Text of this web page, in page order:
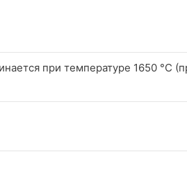
при температуре 1650 °C